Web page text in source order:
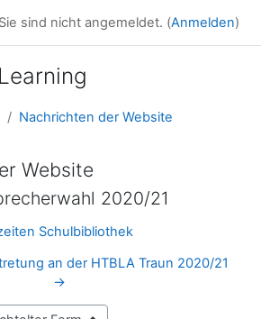
Sie sind nicht angemeldet. (Anmelden)
Nachrichten der Website
Website
2020/21
Schulbibliothek
an der HTBLA Traun 2020/21
→